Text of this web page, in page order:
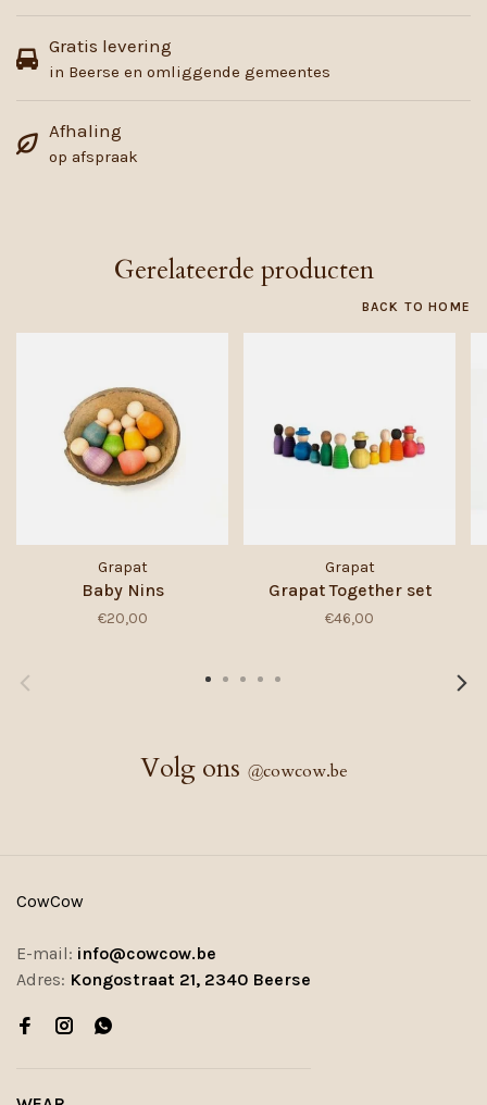
Gratis levering
in Beerse en omliggende gemeentes
Afhaling
op afspraak
Gerelateerde producten
BACK TO HOME
Grapat
Baby Nins
€20,00
Grapat
Grapat Together set
€46,00
Volg ons @cowcow.be
CowCow
E-mail: info@cowcow.be
Adres: Kongostraat 21, 2340 Beerse